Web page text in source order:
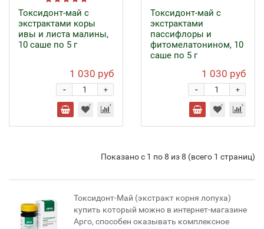
Токсидонт-май с
экстрактами коры
ивы и листа малины,
10 саше по 5 г
1 030 руб
+
-
Токсидонт-май с
экстрактами
пассифлоры и
фитомелатонином, 10
саше по 5 г
1 030 руб
+
-
Показано с 1 по 8 из 8 (всего 1 страниц)
Токсидонт-Май (экстракт корня лопуха)
купить который можно в интернет-магазине
Арго, способен оказывать комплексное